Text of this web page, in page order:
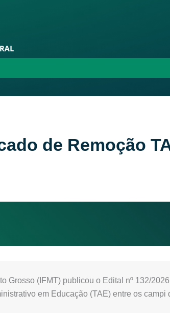
de Remoção
Grosso (IFMT) publicou o Edital nº 132/
em Educação (TAE) entre os campi